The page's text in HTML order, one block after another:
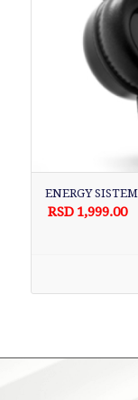
ENERGY
RSD 1,999.00